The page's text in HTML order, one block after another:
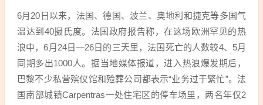
6月20日以来，法国、德国、波兰、奥地利和捷克等多国气
温达到40摄氏度。法国政府报告称，在这场欧洲罕见的热
浪中，6月24日—26日的三天里，法国死亡的人数较4、5月
同期多出1000人。据当地媒体报道，进入热浪爆发期后，
巴黎不少私营殡仪馆和殓葬公司都表示“业务过于繁忙”。法
国南部城镇Carpentras一处住宅区的停车场里，两名年仅2